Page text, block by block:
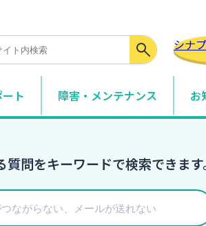
シナ
ス
法人向けモバイルなど
ト 障害・メンテナンス お
質問をキーワードで検索できます